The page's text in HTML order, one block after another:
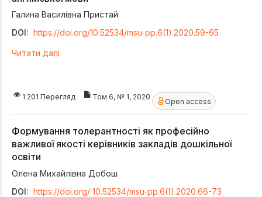
Галина Василівна Пристай
DOI: https://doi.org/10.52534/msu-pp.6(1).2020.59-65
Читати далі
1 201 Перегляд Том 6, № 1, 2020 Open access
Формування толерантності як професійно
важливої якості керівників закладів дошкільної
освіти
Олена Михайлівна Добош
DOI: https://doi.org/ 10.52534/msu-pp.6(1).2020.66-73